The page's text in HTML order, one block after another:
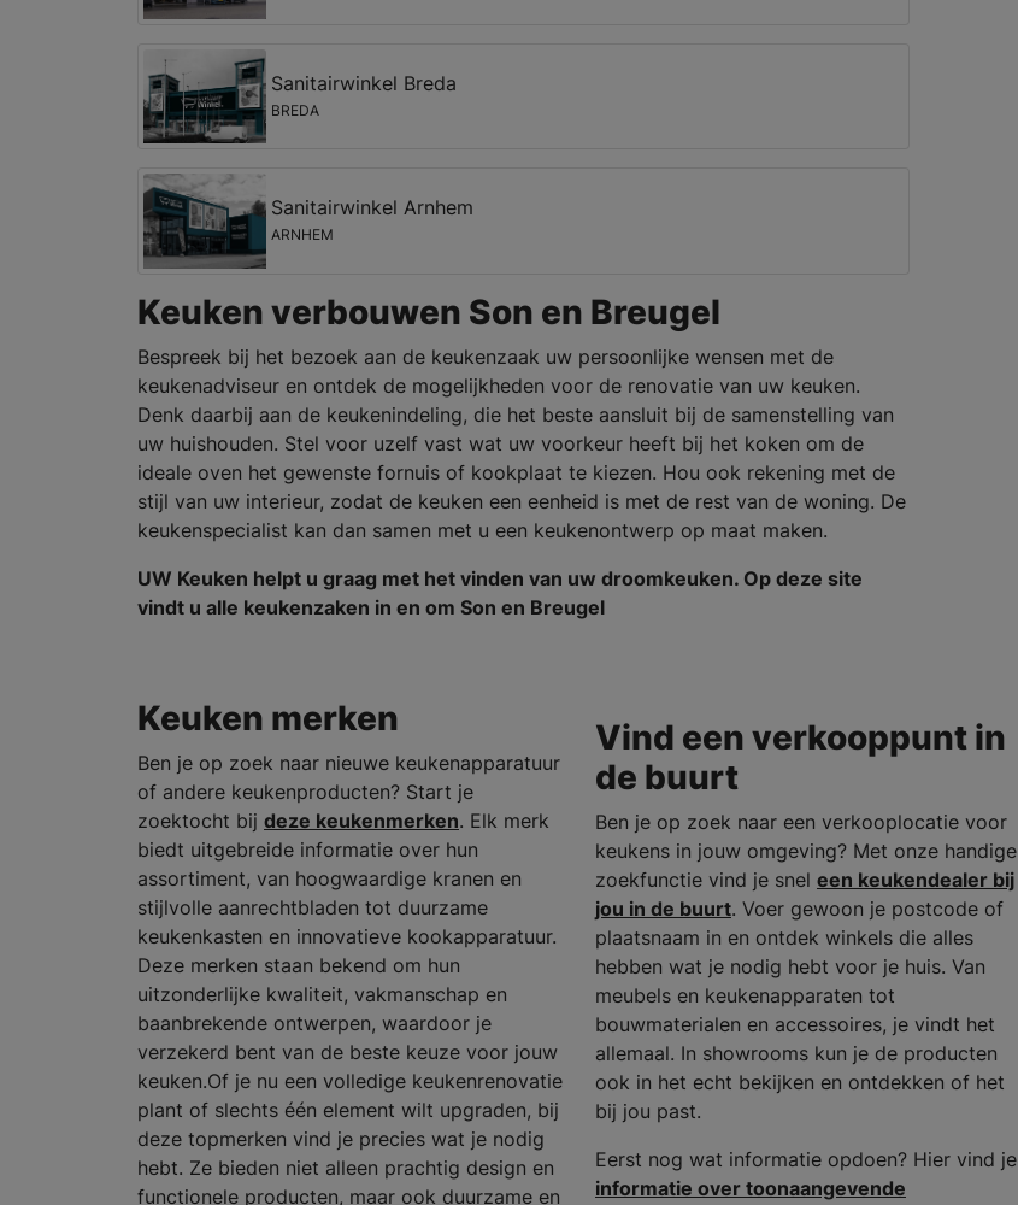
Sanitairwinkel Breda
BREDA
Sanitairwinkel Arnhem
ARNHEM
Keuken verbouwen Son en Breugel
Bespreek bij het bezoek aan de keukenzaak uw persoonlijke wensen met de
keukenadviseur en ontdek de mogelijkheden voor de renovatie van uw keuken.
Denk daarbij aan de keukenindeling, die het beste aansluit bij de samenstelling van
uw huishouden. Stel voor uzelf vast wat uw voorkeur heeft bij het koken om de
ideale oven het gewenste fornuis of kookplaat te kiezen. Hou ook rekening met de
stijl van uw interieur, zodat de keuken een eenheid is met de rest van de woning. De
keukenspecialist kan dan samen met u een keukenontwerp op maat maken.
UW Keuken helpt u graag met het vinden van uw droomkeuken. Op deze site
vindt u alle keukenzaken in en om Son en Breugel
Keuken merken
Ben je op zoek naar nieuwe keukenapparatuur
of andere keukenproducten? Start je
zoektocht bij deze keukenmerken. Elk merk
biedt uitgebreide informatie over hun
assortiment, van hoogwaardige kranen en
stijlvolle aanrechtbladen tot duurzame
keukenkasten en innovatieve kookapparatuur.
Deze merken staan bekend om hun
uitzonderlijke kwaliteit, vakmanschap en
baanbrekende ontwerpen, waardoor je
verzekerd bent van de beste keuze voor jouw
keuken.Of je nu een volledige keukenrenovatie
plant of slechts één element wilt upgraden, bij
deze topmerken vind je precies wat je nodig
hebt. Ze bieden niet alleen prachtig design en
functionele producten, maar ook duurzame en
Vind een verkooppunt in
de buurt
Ben je op zoek naar een verkooplocatie voor
keukens in jouw omgeving? Met onze handige
zoekfunctie vind je snel een keukendealer bij
jou in de buurt. Voer gewoon je postcode of
plaatsnaam in en ontdek winkels die alles
hebben wat je nodig hebt voor je huis. Van
meubels en keukenapparaten tot
bouwmaterialen en accessoires, je vindt het
allemaal. In showrooms kun je de producten
ook in het echt bekijken en ontdekken of het
bij jou past.
Eerst nog wat informatie opdoen? Hier vind je
informatie over toonaangevende